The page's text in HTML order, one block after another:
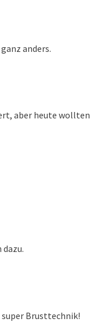
anders.
aber heute wollten
Brusttechnik!